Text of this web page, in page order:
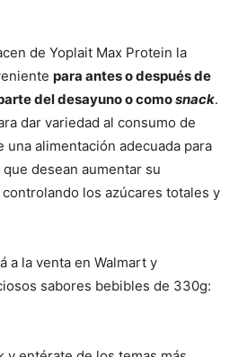
de Yoplait Max Protein la
para antes o después de
del desayuno o comosnack.
dar variedad al consumo de
una alimentación adecuada para
desean aumentar su
los azúcares totales y
a la venta en Walmart y
sabores bebibles de 330g: